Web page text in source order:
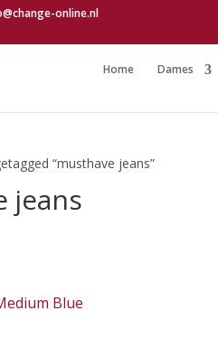
online.nl
Home Dames
“musthave jeans”
jeans
Blue